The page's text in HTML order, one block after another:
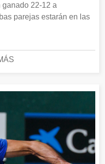
22-12 a
parejas estarán en las